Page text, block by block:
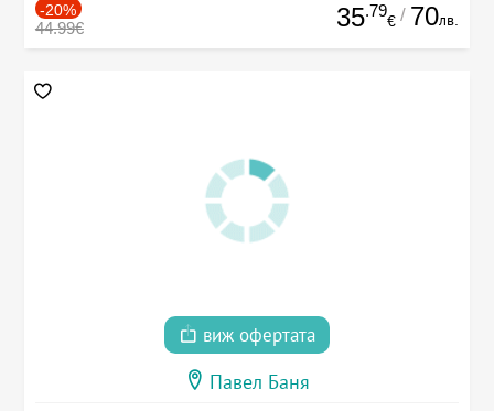
-20%
44.99€ 35.79
€ / 70лв.
виж офертата
Павел Баня